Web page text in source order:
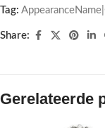
Tag:
Share:
Gerelateerde